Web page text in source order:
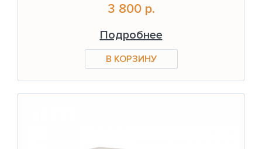
3 800 р.
Подробнее